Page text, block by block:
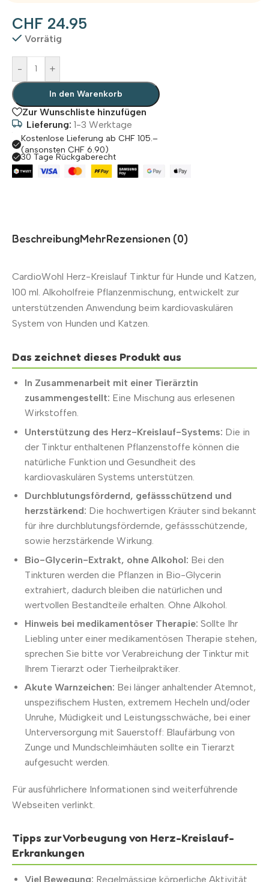
CHF 24.95
Vorrätig
- +
In den Warenkorb
Alternative:
Zur Wunschliste hinzufügen
Lieferung: 1-3 Werktage
Kostenlose Lieferung ab CHF 105.–
(ansonsten CHF 6.90)
30 Tage Rückgaberecht
BeschreibungMehrRezensionen (0)
CardioWohl Herz-Kreislauf Tinktur für Hunde und Katzen,
100 ml. Alkoholfreie Pflanzenmischung, entwickelt zur
unterstützenden Anwendung beim kardiovaskulären
System von Hunden und Katzen.
Das zeichnet dieses Produkt aus
In Zusammenarbeit mit einer Tierärztin
zusammengestellt: Eine Mischung aus erlesenen
Wirkstoffen.
Unterstützung des Herz-Kreislauf-Systems: Die in
der Tinktur enthaltenen Pflanzenstoffe können die
natürliche Funktion und Gesundheit des
kardiovaskulären Systems unterstützen.
Durchblutungsfördernd, gefässschützend und
herzstärkend: Die hochwertigen Kräuter sind bekannt
für ihre durchblutungsfördernde, gefässschützende,
sowie herzstärkende Wirkung.
Bio-Glycerin-Extrakt, ohne Alkohol: Bei den
Tinkturen werden die Pflanzen in Bio-Glycerin
extrahiert, dadurch bleiben die natürlichen und
wertvollen Bestandteile erhalten. Ohne Alkohol.
Hinweis bei medikamentöser Therapie: Sollte Ihr
Liebling unter einer medikamentösen Therapie stehen,
sprechen Sie bitte vor Verabreichung der Tinktur mit
Ihrem Tierarzt oder Tierheilpraktiker.
Akute Warnzeichen: Bei länger anhaltender Atemnot,
unspezifischem Husten, extremem Hecheln und/oder
Unruhe, Müdigkeit und Leistungsschwäche, bei einer
Unterversorgung mit Sauerstoff: Blaufärbung von
Zunge und Mundschleimhäuten sollte ein Tierarzt
aufgesucht werden.
Für ausführlichere Informationen sind weiterführende
Webseiten verlinkt.
Tipps zur Vorbeugung von Herz-Kreislauf-
Erkrankungen
Viel Bewegung: Regelmässige körperliche Aktivität.